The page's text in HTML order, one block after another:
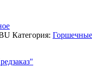
Категория: